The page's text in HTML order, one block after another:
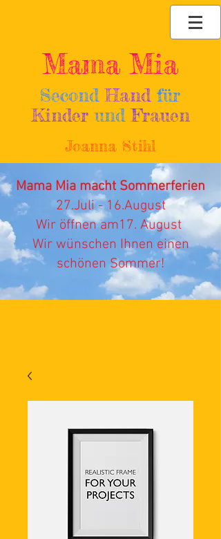
Mama Mia
SecondHand für
Kinder und Frauen
Joanna Stihl
Mama Mia macht Sommerferien
27.Juli - 16.August
Wir öffnen am17. August
Wir wünschen Ihnen einen
schönen Sommer!